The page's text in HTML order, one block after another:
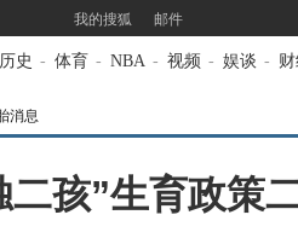
我的搜狐 邮件
历史 - 体育 - NBA - 视频 - 娱谈 -
消息
二孩”生育政策